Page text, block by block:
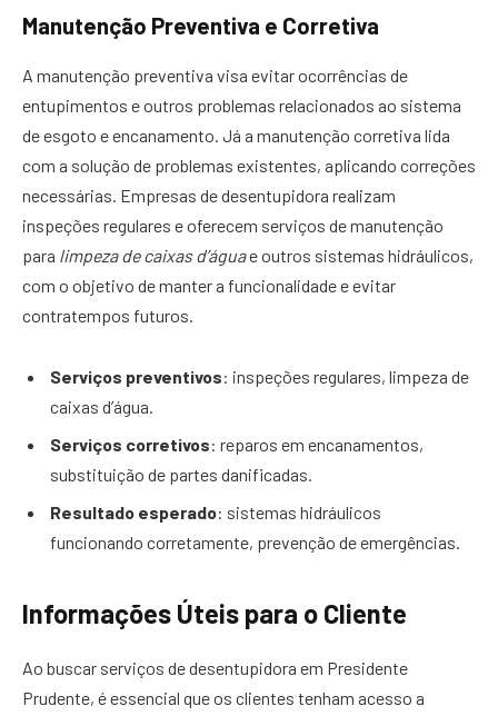
Manutenção Preventiva e Corretiva
A manutenção preventiva visa evitar ocorrências de
entupimentos e outros problemas relacionados ao sistema
de esgoto e encanamento. Já a manutenção corretiva lida
com a solução de problemas existentes, aplicando correções
necessárias. Empresas de desentupidora realizam
inspeções regulares e oferecem serviços de manutenção
para limpeza de caixas d’águae outros sistemas hidráulicos,
com o objetivo de manter a funcionalidade e evitar
contratempos futuros.
Serviços preventivos: inspeções regulares, limpeza de
caixas d’água.
Serviços corretivos: reparos em encanamentos,
substituição de partes danificadas.
Resultado esperado: sistemas hidráulicos
funcionando corretamente, prevenção de emergências.
Informações Úteis para o Cliente
Ao buscar serviços de desentupidora em Presidente
Prudente, é essencial que os clientes tenham acesso a